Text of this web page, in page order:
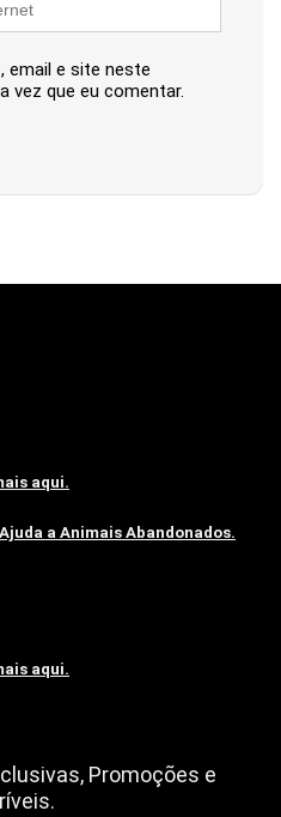
email e site neste
vez que eu comentar.
aqui.
a Animais Abandonados.
aqui.
Promoções e